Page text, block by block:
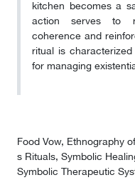
kitchen becomes a
action serves to
coherence and
ritual is
for managing
Food Vow, Ethnography
s Rituals, Symbolic
Symbolic Therapeutic